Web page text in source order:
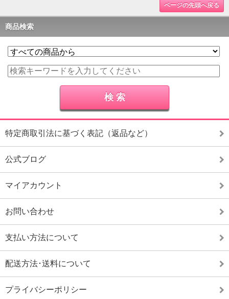
ページの先頭へ戻る
商品検索
特定商取引法に基づく表記（返品など）
公式ブログ
マイアカウント
お問い合わせ
支払い方法について
配送方法･送料について
プライバシーポリシー